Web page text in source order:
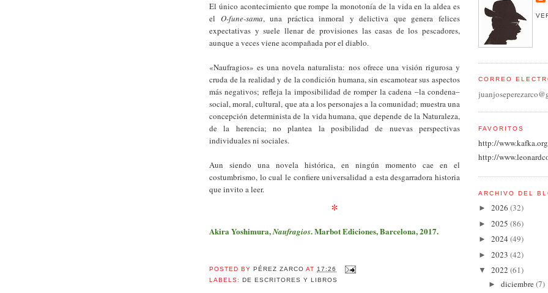
El único acontecimiento que rompe la monotonía de la vida en la aldea es
el O-fune-sama, una práctica inmoral y delictiva que genera felices
expectativas y suele llenar de provisiones las casas de los pescadores,
aunque a veces viene acompañada por el diablo.
«Naufragios» es una novela naturalista: nos ofrece una visión rigurosa y
cruda de la realidad y de la condición humana, sin escamotear sus aspectos
más negativos; refleja la imposibilidad de romper la cadena ‒la condena‒
social, moral, cultural, que ata a los personajes a la comunidad; muestra una
concepción determinista de la vida humana, que depende de la Naturaleza,
de la herencia; no plantea la posibilidad de nuevas perspectivas
individuales ni sociales.
Aun siendo una novela histórica, en ningún momento cae en el
costumbrismo, lo cual le confiere universalidad a esta desgarradora historia
que invito a leer.
*
Akira Yoshimura,Naufragios. Marbot Ediciones, Barcelona, 2017.
POSTED BYPÉREZ ZARCO AT 17:26
LABELS:DE ESCRITORES Y LIBROS
CORREO
FAVORITOS
http://
http://
ARCHIVO DEL
► 2026 (32)
► 2025 (86)
► 2024 (49)
► 2023 (42)
▼ 2022 (61)
► diciembre(7)